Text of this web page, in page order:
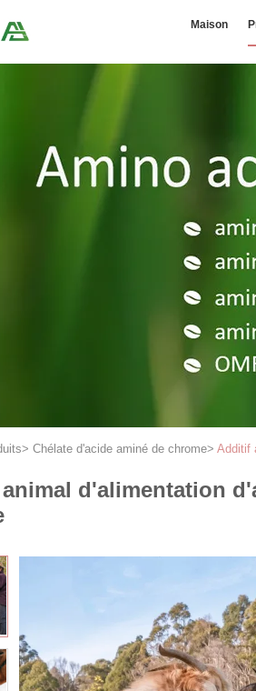
Maison
> Chélate d'acide aminé de chrome> Additif
d'alimentation